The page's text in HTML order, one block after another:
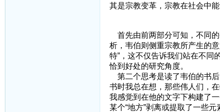
其是宗教变革，宗教在社会中
首先由前两部分可知，不同
析，韦伯则侧重宗教所产生的
特”，这不仅告诉我们站在不同
恰到好处的研究角度。
第二个思考是读了韦伯的书
书时我总在想，那些伟人们，
我感觉到在他的文字下构建了
某个“地方”剥离或提取了一些